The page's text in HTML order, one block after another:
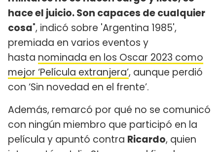
hace el juicio. Son capaces de cualquier
cosa", indicó sobre 'Argentina 1985',
premiada en varios eventos y
hasta nominada en los Oscar 2023 como
mejor ‘Película extranjera’, aunque perdió
con ‘Sin novedad en el frente’.
Además, remarcó por qué no se comunicó
con ningún miembro que participó en la
película y apuntó contra Ricardo, quien